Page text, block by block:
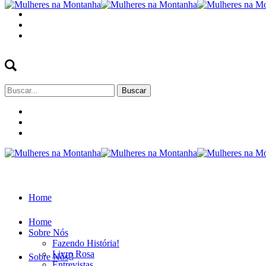
Buscar
por:
Home
Sobre Nós
Home
Sobre Nós
Fazendo História!
Livro Rosa